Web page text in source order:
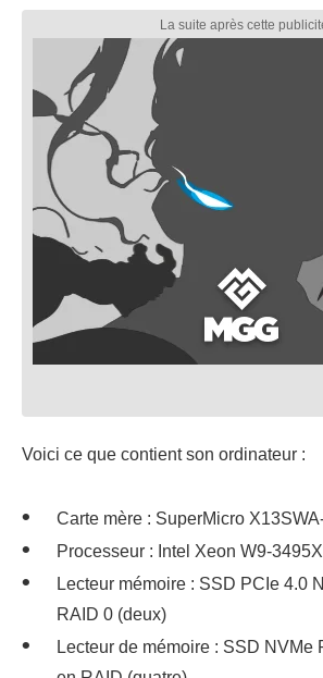
Voici ce que contient son ordinateur :
Carte mère : SuperMicro
Processeur : Intel Xeon W9-
Lecteur mémoire : SSD PCIe 4.0
RAID 0 (deux)
Lecteur de mémoire : SSD NVMe